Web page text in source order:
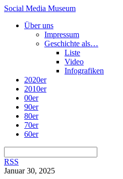
Social Media Museum
Über uns
Impressum
Geschichte als…
Liste
Video
Infografiken
2020er
2010er
00er
90er
80er
70er
60er
RSS
Januar 30, 2025